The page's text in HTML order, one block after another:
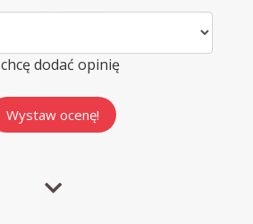
chcę dodać opinię